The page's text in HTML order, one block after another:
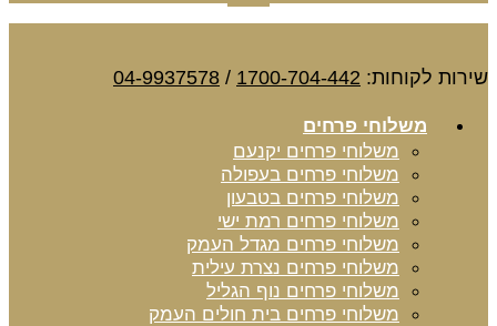
שירות לקוחות: 1700-704-442
/
04-9937578
משלוחי פרחים
משלוחי פרחים יקנעם
משלוחי פרחים בעפולה
משלוחי פרחים בטבעון
משלוחי פרחים רמת ישי
משלוחי פרחים מגדל העמק
משלוחי פרחים נצרת עילית
משלוחי פרחים נוף הגליל
משלוחי פרחים בית חולים העמק